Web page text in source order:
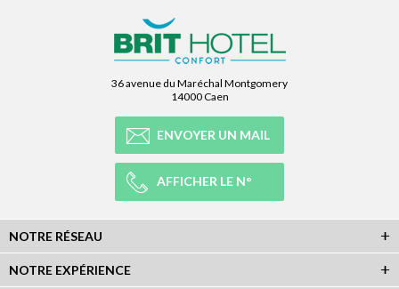
36 avenue du Maréchal Montgomery
14000 Caen
ENVOYER UN MAIL
AFFICHER LE N°
NOTRE RÉSEAU
NOTRE EXPÉRIENCE